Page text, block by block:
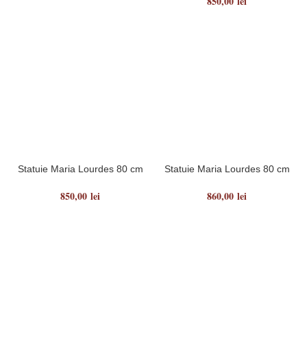
Statuie Maria Lourdes 80 cm
850,00 lei
Statuie Maria Lourdes 80 cm
860,00 lei